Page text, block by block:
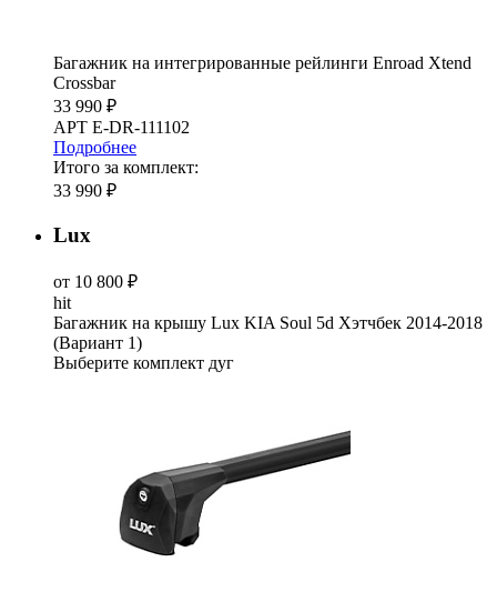
Багажник на интегрированные рейлинги Enroad Xtend
Crossbar
33 990 ₽
АРТ E-DR-111102
Подробнее
Итого за комплект:
33 990 ₽
Lux
от 10 800 ₽
hit
Багажник на крышу Lux KIA Soul 5d Хэтчбек 2014-2018
(Вариант 1)
Выберите комплект дуг